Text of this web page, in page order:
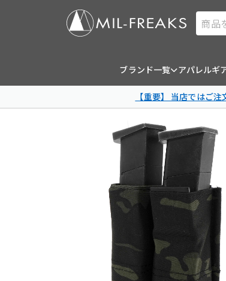
商品
ブランド一覧
アパレルギ
【重要】 当店ではご